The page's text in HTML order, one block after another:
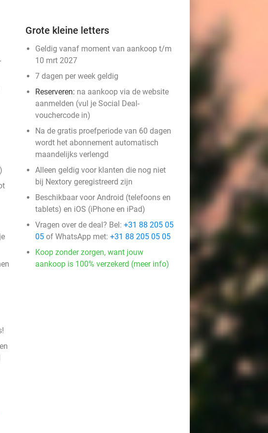
Grote kleine letters
Geldig vanaf moment van aankoop t/m
10 mrt 2027
7 dagen per week geldig
Reserveren: na aankoop via de website
aanmelden (vul je Social Deal-
vouchercode in)
Na de gratis proefperiode van 60 dagen
wordt het abonnement automatisch
maandelijks verlengd
Alleen geldig voor klanten die nog niet
bij Nextory geregistreerd zijn
Beschikbaar voor Android (telefoons en
tablets) en iOS (iPhone en iPad)
Vragen over de deal? Bel: +31 88 205 05
05 of WhatsApp met: +31 88 205 05 05
Koop zonder zorgen, want jouw
aankoop is 100% verzekerd (meer info)